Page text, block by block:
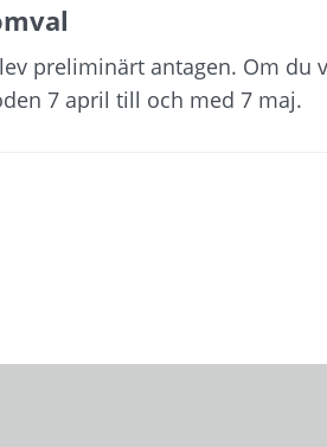
preliminärt antagen. Om du
7 april till och med 7 maj.